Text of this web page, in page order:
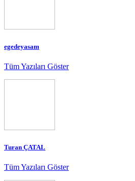
egedeyasam
Tüm Yazıları Göster
Turan ÇATAL
Tüm Yazıları Göster